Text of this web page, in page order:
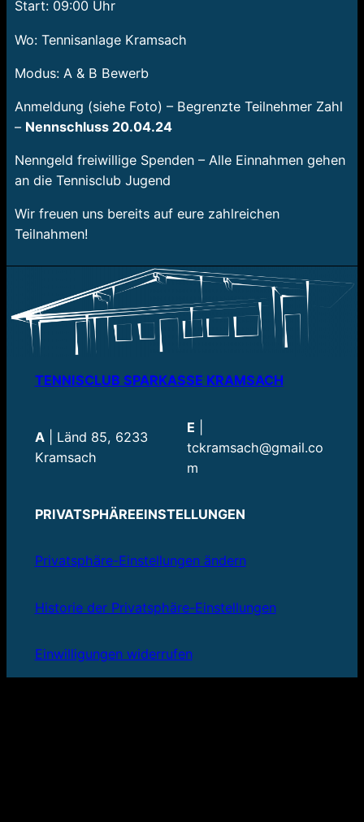
Start: 09:00 Uhr
Wo: Tennisanlage Kramsach
Modus: A & B Bewerb
Anmeldung (siehe Foto) – Begrenzte Teilnehmer Zahl
– Nennschluss 20.04.24
Nenngeld freiwillige Spenden – Alle Einnahmen gehen
an die Tennisclub Jugend
Wir freuen uns bereits auf eure zahlreichen
Teilnahmen!
TENNISCLUB SPARKASSE KRAMSACH
A| Länd 85, 6233
Kramsach
E
tckramsach@gmail.co
m
PRIVATSPHÄREEINSTELLUNGEN
Privatsphäre-Einstellungen ändern
Historie der Privatsphäre-Einstellungen
Einwilligungen widerrufen